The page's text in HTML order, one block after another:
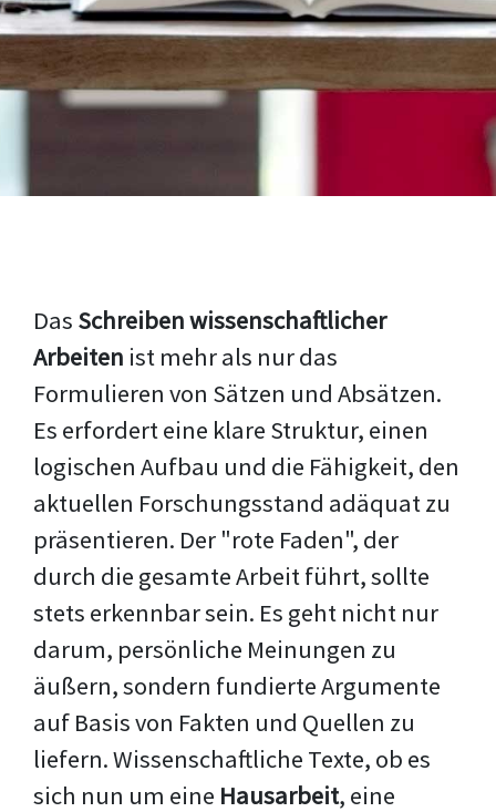
Das Schreiben wissenschaftlicher
Arbeiten ist mehr als nur das
Formulieren von Sätzen und Absätzen.
Es erfordert eine klare Struktur, einen
logischen Aufbau und die Fähigkeit, den
aktuellen Forschungsstand adäquat zu
präsentieren. Der "rote Faden", der
durch die gesamte Arbeit führt, sollte
stets erkennbar sein. Es geht nicht nur
darum, persönliche Meinungen zu
äußern, sondern fundierte Argumente
auf Basis von Fakten und Quellen zu
liefern. Wissenschaftliche Texte, ob es
sich nun um eine Hausarbeit, eine